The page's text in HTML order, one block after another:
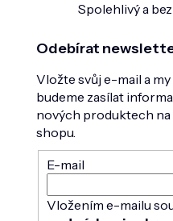
Spolehlivý a
Odebírat
Vložte svůj e-mail a my
budeme zasílat
nových produktech na
shopu.
E-mail
Vložením e-mailu